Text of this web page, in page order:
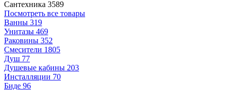
Сантехника 3589
Посмотреть все товары
Ванны 319
Унитазы 469
Раковины 352
Смесители 1805
Душ 77
Душевые кабины 203
Инсталляции 70
Биде 96